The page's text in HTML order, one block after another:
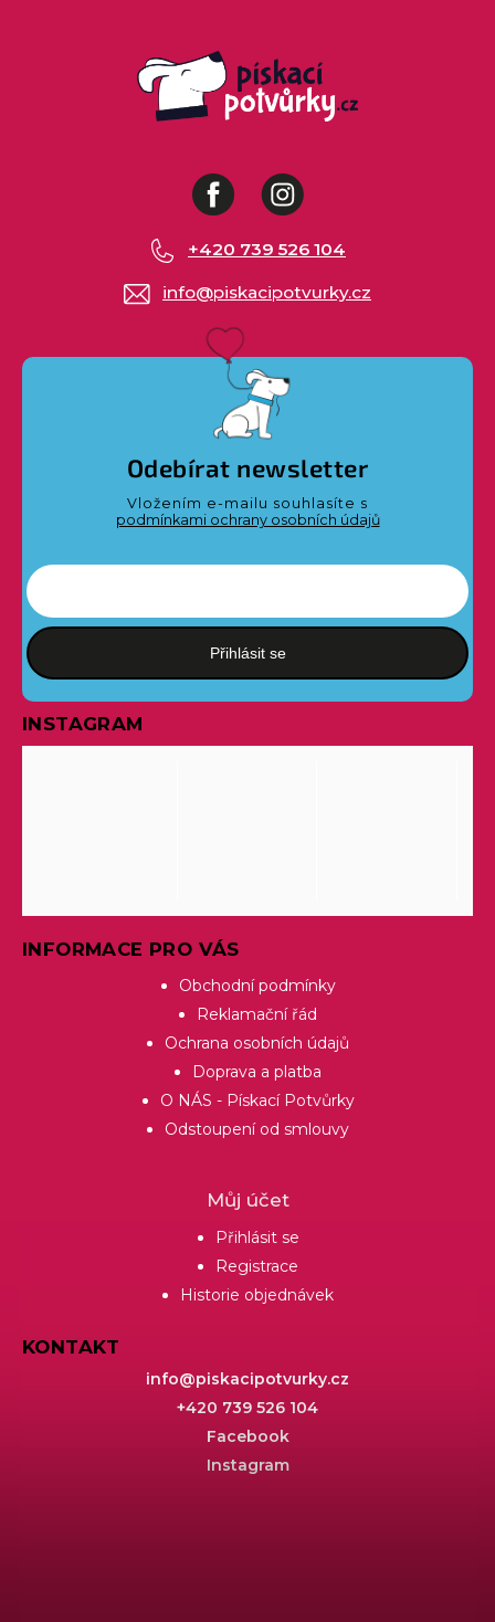
FacebookInstagram
info@piskacipotvurky.cz
+420 739 526 104
Odebírat newsletter
Vložením e-mailu souhlasíte s
podmínkami ochrany osobních údajů
Přihlásit se
INSTAGRAM
INFORMACE PRO VÁS
Obchodní podmínky
Reklamační řád
Ochrana osobních údajů
Doprava a platba
O NÁS - Pískací Potvůrky
Odstoupení od smlouvy
Můj účet
Přihlásit se
Registrace
Historie objednávek
KONTAKT
info@piskacipotvurky.cz
+420 739 526 104
Facebook
Instagram